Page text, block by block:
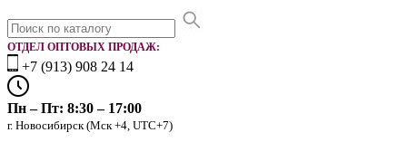
ОТДЕЛ ОПТОВЫХ ПРОДАЖ:
+7 (913) 908 24 14
Пн – Пт: 8:30 – 17:00
г. Новосибирск (Мск +4, UTC+7)